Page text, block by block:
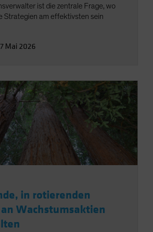
ist die zentrale Frage, wo
Strategien am effektivsten sein
Mai 2026
in rotierenden
Wachstumsaktien